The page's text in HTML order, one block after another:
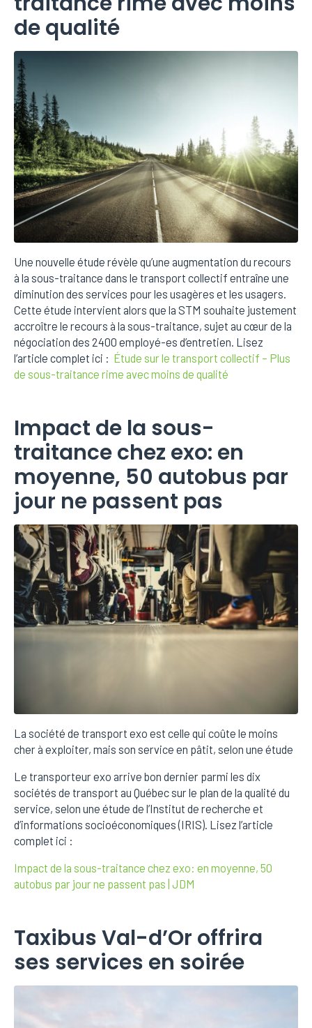
de qualité
Une nouvelle étude révèle qu’une augmentation du recours
à la sous-traitance dans le transport collectif entraîne une
diminution des services pour les usagères et les usagers.
Cette étude intervient alors que la STM souhaite justement
accroître le recours à la sous-traitance, sujet au cœur de la
négociation des 2400 employé-es d’entretien. Lisez
l’article complet ici : Étude sur le transport collectif – Plus
de sous-traitance rime avec moins de qualité
Impact de la sous-
traitance chez exo: en
moyenne, 50 autobus par
jour ne passent pas
La société de transport exo est celle qui coûte le moins
cher à exploiter, mais son service en pâtit, selon une étude
Le transporteur exo arrive bon dernier parmi les dix
sociétés de transport au Québec sur le plan de la qualité du
service, selon une étude de l’Institut de recherche et
d’informations socioéconomiques (IRIS). Lisez l’article
complet ici :
Impact de la sous-traitance chez exo: en moyenne, 50
autobus par jour ne passent pas | JDM
Taxibus Val-d’Or offrira
ses services en soirée